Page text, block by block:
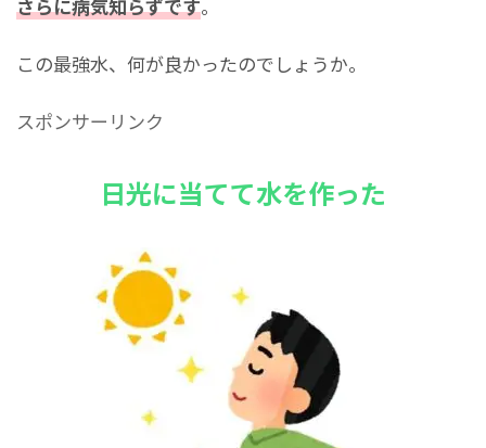
さらに病気知らずです。
この最強水、何が良かったのでしょうか。
スポンサーリンク
日光に当てて水を作った